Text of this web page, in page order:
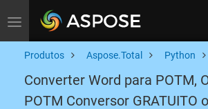
Toggle navigation
Produtos Aspose.Total Python
Converter Word para POTM,
POTM Conversor GRATUITO